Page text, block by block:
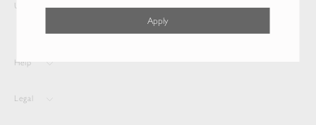
Apply
United States English
Help
Legal